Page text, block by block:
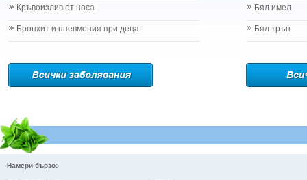
Кръвоизлив от носа
Бронхит и пневмония при деца
Бял имел
Бял трън
Намери бързо: